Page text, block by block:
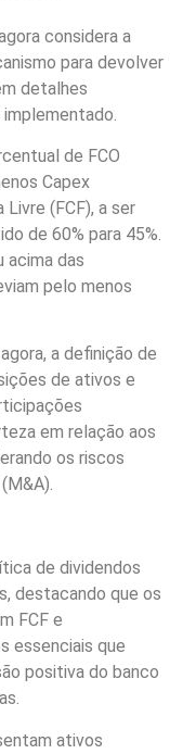
considera a
para devolver
detalhes
de FCO
Capex
(FCF), a ser
de 60% para 45%.
acima das
pelo menos
a definição de
de ativos e
em relação aos
os riscos
de dividendos
destacando que os
FCF e
essenciais que
positiva do banco
ativos